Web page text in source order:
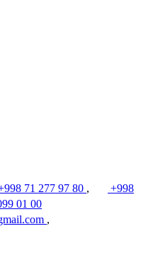
71 277 97 80 ,
+998
01 00
,